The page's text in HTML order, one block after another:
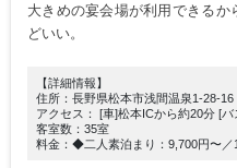
大きめの宴会場が利用できるか
どいい。
【詳細情報】
住所：長野県松本市浅間温泉1-28-16
アクセス： [車]松本ICから約20分 [
客室数：35室
料金：◆二人素泊まり：9,700円〜